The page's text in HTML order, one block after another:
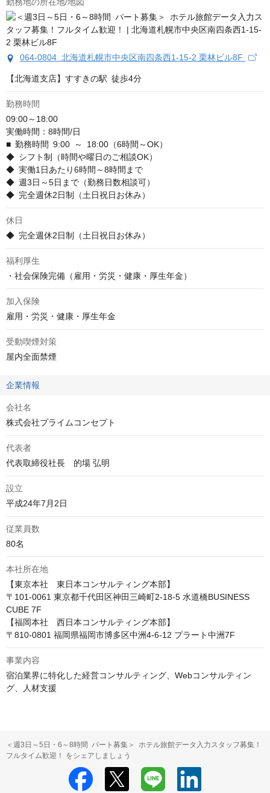
勤務地の所在地/地図
064-0804 北海道札幌市中央区南四条西1-15-2 栗林ビル8F
【北海道支店】すすきの駅 徒歩4分
勤務時間
09:00～18:00
実働時間：8時間/日
■ 勤務時間 9:00 ～ 18:00（6時間～OK）
◆ シフト制（時間や曜日のご相談OK）
◆ 実働1日あたり6時間～8時間まで
◆ 週3日～5日まで（勤務日数相談可）
◆ 完全週休2日制（土日祝日お休み）
休日
◆ 完全週休2日制（土日祝日お休み）
福利厚生
・社会保険完備（雇用・労災・健康・厚生年金）
加入保険
雇用・労災・健康・厚生年金
受動喫煙対策
屋内全面禁煙
企業情報
会社名
株式会社プライムコンセプト
代表者
代表取締役社長　的場 弘明
設立
平成24年7月2日
従業員数
80名
本社所在地
【東京本社　東日本コンサルティング本部】
〒101-0061 東京都千代田区神田三崎町2-18-5 水道橋BUSINESS
CUBE 7F
【福岡本社　西日本コンサルティング本部】
〒810-0801 福岡県福岡市博多区中洲4-6-12 プラート中洲7F
事業内容
宿泊業界に特化した経営コンサルティング、Webコンサルティン
グ、人材支援
＜週3日～5日・6～8時間 パート募集＞ ホテル旅館データ入力スタッフ募集！
フルタイム歓迎！ をシェアしましょう